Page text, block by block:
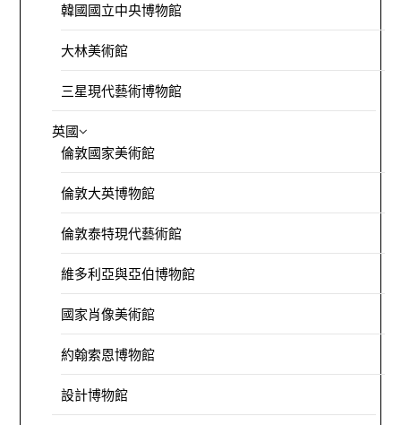
韓國國立中央博物館
大林美術館
三星現代藝術博物館
英國
倫敦國家美術館
倫敦大英博物館
倫敦泰特現代藝術館
維多利亞與亞伯博物館
國家肖像美術館
約翰索恩博物館
設計博物館